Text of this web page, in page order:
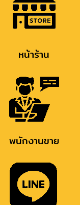
หน้าร้าน
พนักงานขาย